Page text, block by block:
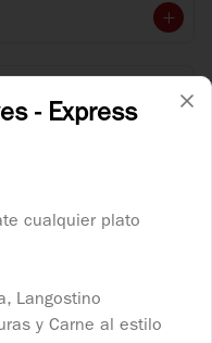
Dinamita
salteados con ajo y ají
con Verduras
- Express
cualquier plato
Langostino
y Carne al estilo